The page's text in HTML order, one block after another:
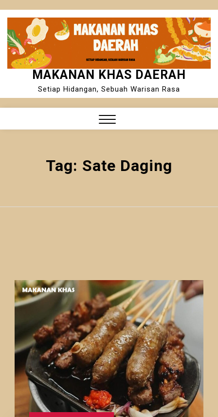
Skip
content
MAKANAN KHAS DAERAH
Setiap Hidangan, Sebuah Warisan Rasa
Tag: Sate Daging